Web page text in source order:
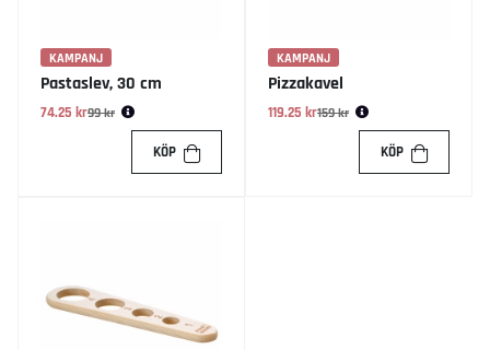
KAMPANJ
Pastaslev, 30 cm
74.25 kr
Ordinarie pris:
99 kr
KÖP
KAMPANJ
Pizzakavel
119.25 kr
Ordinarie pris:
159 kr
KÖP